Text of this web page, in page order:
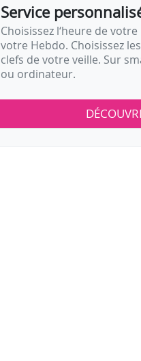
Service
Choisissez l‘heure de
votre Hebdo. Choisissez
clefs de votre veille. Sur
ou ordinateur.